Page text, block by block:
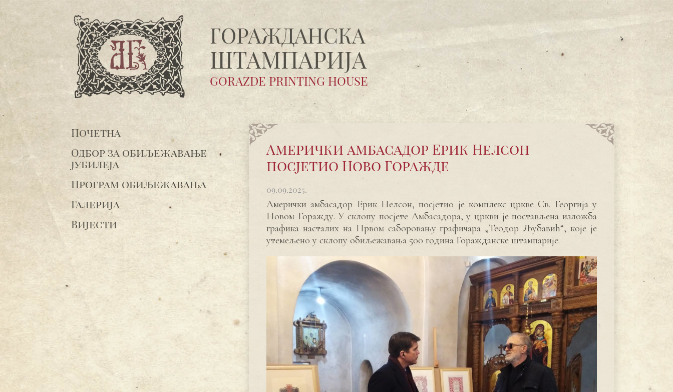
ГОРАЖДАНСКA
ШТАМПАРИЈA
GORAZDE PRINTING HOUSE
Почетна
Одбор за обиљежавање
јубилеја
Програм обиљежавања
Галерија
Вијести
Амерички амбасадор Ерик Нелсон
посјетио Ново Горажде
09.09.2025.
Амерички амбасадор Ерик Нелсон, посјетио је комплекс цркве Св. Георгија у
Новом Горажду. У склопу посјете Амбасадора, у цркви је постављена изложба
графика насталих на Првом саборовању графичара „Теодор Љубавић“, које је
утемељено у склопу обиљежавања 500 година Горажданске штампарије.